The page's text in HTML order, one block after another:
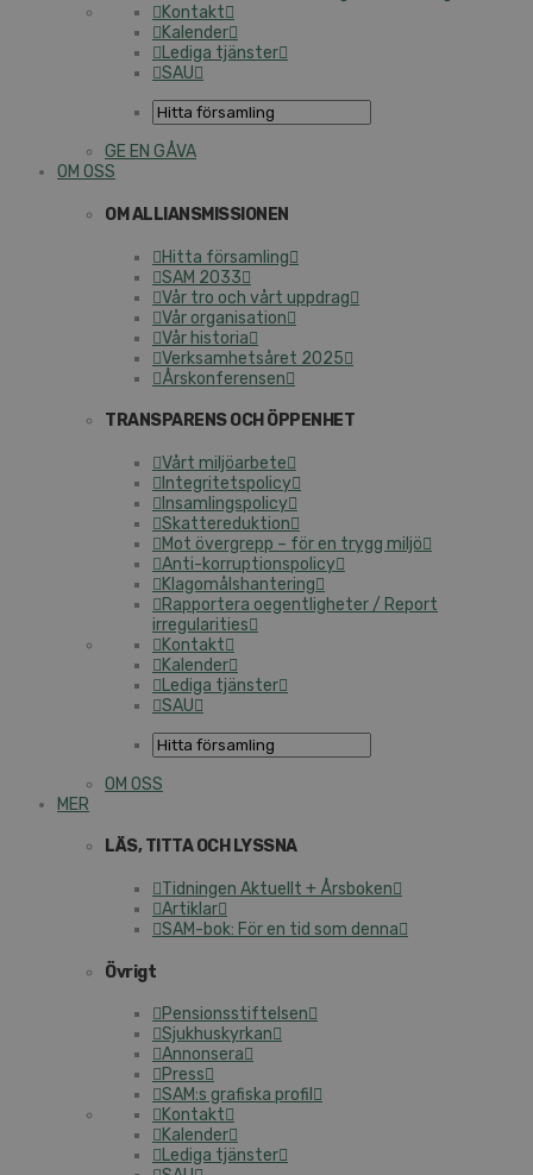
Kontakt
Kalender
Lediga tjänster
SAU
GE EN GÅVA
OM OSS
OM ALLIANSMISSIONEN
Hitta församling
SAM 2033
Vår tro och vårt uppdrag
Vår organisation
Vår historia
Verksamhetsåret 2025
Årskonferensen
TRANSPARENS OCH ÖPPENHET
Vårt miljöarbete
Integritetspolicy
Insamlingspolicy
Skattereduktion
Mot övergrepp – för en trygg miljö
Anti-korruptionspolicy
Klagomålshantering
Rapportera oegentligheter / Report
irregularities
Kontakt
Kalender
Lediga tjänster
SAU
OM OSS
MER
LÄS, TITTA OCH LYSSNA
Tidningen Aktuellt + Årsboken
Artiklar
SAM-bok: För en tid som denna
Övrigt
Pensionsstiftelsen
Sjukhuskyrkan
Annonsera
Press
SAM:s grafiska profil
Kontakt
Kalender
Lediga tjänster